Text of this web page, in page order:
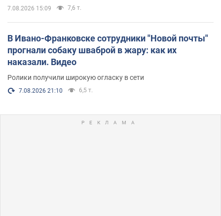
7.08.2026 15:09 7,6 т.
В Ивано-Франковске сотрудники "Новой почты"
прогнали собаку шваброй в жару: как их
наказали. Видео
Ролики получили широкую огласку в сети
7.08.2026 21:10 6,5 т.